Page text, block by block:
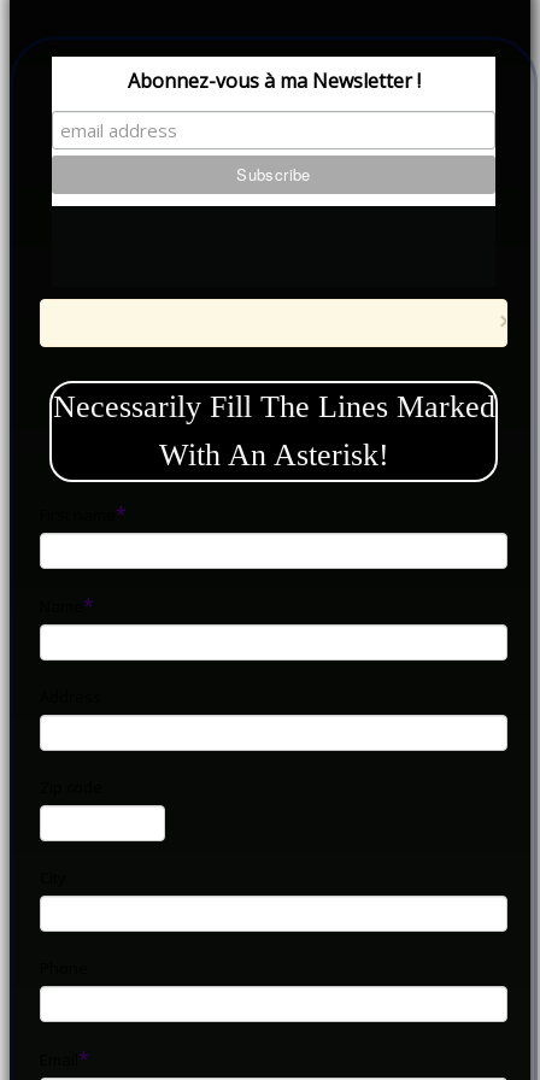
Abonnez-vous à ma Newsletter !
×
Necessarily Fill The Lines Marked
With An Asterisk!